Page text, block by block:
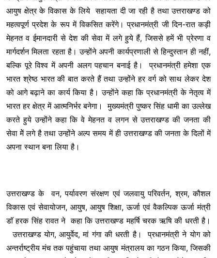
आयुष क्षेत्र के विकास के लिये सहायता दी जा रही है तथा उत्तराखण्ड को
महत्वपूर्ण प्रदेश के रूप में विकसित करेंगे। प्रधानमंत्री जी दिन-रात कड़ी
मेहनत व ईमानदारी से देश की सेवा में लगे हुये हैं, जिससे हमें भी प्रेरणा व
मार्गदर्शन मिलता रहता है। उन्होंने अपनी कार्यप्रणाली से हिन्दुस्तान ही नहीं,
बल्कि पूरे विश्व में अपनी अलग पहचान बनाई है। प्रधानमंत्री हमेशा एक
भारत श्रेष्ठ भारत की बात करते हैं तथा उन्होंने हर वर्ग को साथ लेकर देश
को आगे बढ़ाने का कार्य किया है। उन्होंने कहा कि प्रधानमंत्री के नेतृत्व में
भारत हर क्षेत्र में आत्मनिर्भर बनेगा। मुख्यमंत्री पुष्कर सिंह धामी का उल्लेख
करते हुये उन्होंने कहा कि वे मेहनत व लगन से उत्तराखण्ड की जनता की
सेवा मेें लगे है तथा उन्होंने अल्प समय में ही उत्तराखण्ड की जनता के दिलों में
अपना स्थान बना लिया है।
उत्तराखण्ड के वन, पर्यावरण संरक्षण एवं जलवायु परिवर्तन, श्रम, कौशल
विकास एवं सेवायोजन, आयुष, आयुष शिक्षा, ऊर्जा एवं वैकल्पिक ऊर्जा मंत्री
डाॅ हरक सिंह रावत ने कहा कि उत्तराखण्ड महर्षि चरक ऋषि की धरती है।
उत्तराखण्ड योग, आयुर्वेद, मां गंगा की धरती है। प्रधानमंत्री ने योग को
अन्तर्राष्ट्रीय मंच तक पहुंचाया तथा आयुष मंत्रालय का गठन किया, जिसकी